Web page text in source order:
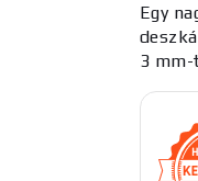
Egy
3 mm-